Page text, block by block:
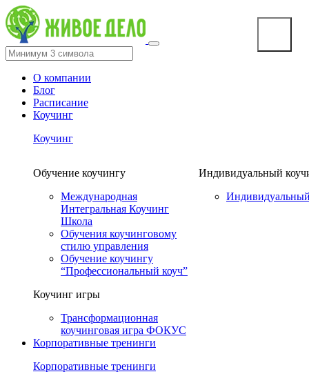
О компании
Блог
Расписание
Коучинг
Коучинг
Обучение коучингу
Международная
Интегральная Коучинг
Школа
Обучения коучинговому
стилю управления
Обучение коучингу
“Профессиональный коуч”
Индивидуальный
Коучинг игры
Трансформационная
коучинговая игра ФОКУС
Корпоративные тренинги
Корпоративные тренинги